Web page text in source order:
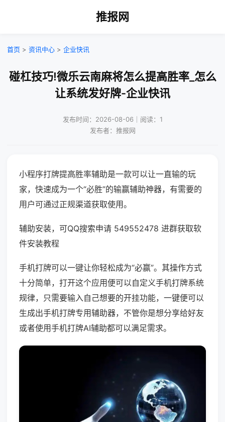
推报网
首页 > 资讯中心 > 企业快讯
碰杠技巧!微乐云南麻将怎么提高胜率_怎么
让系统发好牌-企业快讯
发布时间：2026-08-06｜阅读：1
发布者：推报网
小程序打牌提高胜率辅助是一款可以让一直输的玩
家，快速成为一个“必胜”的输赢辅助神器，有需要的
用户可通过正规渠道获取使用。
辅助安装，可QQ搜索申请 549552478 进群获取软
件安装教程
手机打牌可以一键让你轻松成为“必赢”。其操作方式
十分简单，打开这个应用便可以自定义手机打牌系统
规律，只需要输入自己想要的开挂功能，一键便可以
生成出手机打牌专用辅助器，不管你是想分享给好友
或者使用手机打牌AI辅助都可以满足需求。